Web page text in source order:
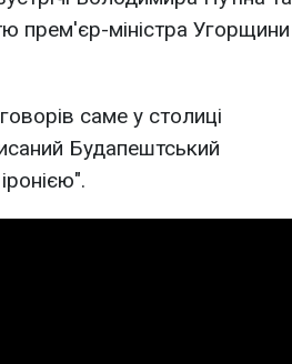
прем'єр-міністра Угорщини
саме у столиці
Будапештський